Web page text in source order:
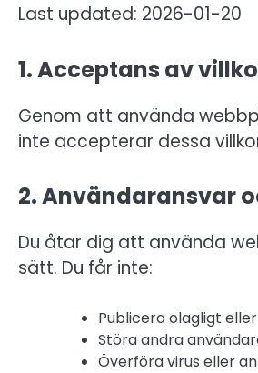
Last updated: 2026-01-20
1. Acceptans av
Genom att använda
inte accepterar dessa
2. Användaransvar
Du åtar dig att använda
sätt. Du får inte:
Publicera olagligt
Störa andra
Överföra virus eller